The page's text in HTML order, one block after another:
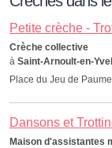
Petite crèche -
Crèche collective
à Saint-Arnoult-en-
Place du Jeu de
Dansons et
Maison d'assistantes